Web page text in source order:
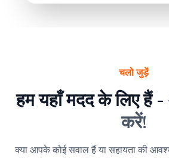
चलो जुड़ें
हम यहाँ मदद के लिए हैं -
करें!
क्या आपके कोई सवाल हैं या सहायता की